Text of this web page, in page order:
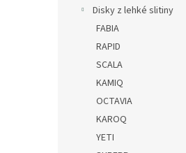
Disky z lehké slitiny
FABIA
RAPID
SCALA
KAMIQ
OCTAVIA
KAROQ
YETI